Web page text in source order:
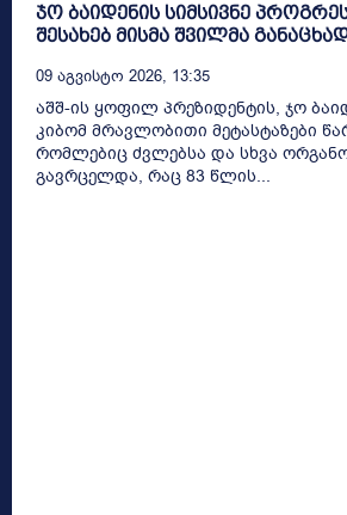
ჯო ბაიდენის სიმსივნე
შესახებ მისმა შვილმა
09 Აგვისტო 2026, 13:35
აშშ-ის ყოფილ პრეზიდენტის, ჯო
კიბომ მრავლობითი მეტასტაზები
რომლებიც ძვლებსა და სხვა
გავრცელდა, რაც 83 წლის...